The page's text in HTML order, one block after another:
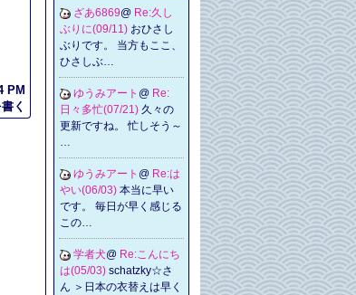
PM
く
ざあ6869@ Re:久し
ぶりに(09/11) おひさし
ぶりです。 当方もここ、
ひさしぶ…
ゆうみアート @ Re:
日々多忙(07/21) 久々の
更新ですね。 忙しそう～
…
ゆうみアート @ Re:は
やい(06/03) 本当に早い
です。 毎日が早く感じる
この…
学者犬@ Re:こんにち
は(05/03) schatzky☆さ
ん ＞日本の衣替えは早く